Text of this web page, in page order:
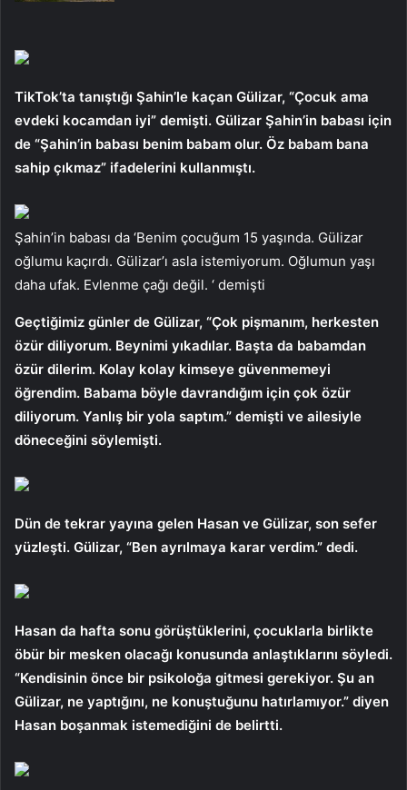
TikTok’ta tanıştığı Şahin’le kaçan Gülizar, “Çocuk ama
evdeki kocamdan iyi” demişti. Gülizar Şahin’in babası için
de “Şahin’in babası benim babam olur. Öz babam bana
sahip çıkmaz” ifadelerini kullanmıştı.
Şahin’in babası da ‘Benim çocuğum 15 yaşında. Gülizar
oğlumu kaçırdı. Gülizar’ı asla istemiyorum. Oğlumun yaşı
daha ufak. Evlenme çağı değil. ‘ demişti
Geçtiğimiz günler de Gülizar, “Çok pişmanım, herkesten
özür diliyorum. Beynimi yıkadılar. Başta da babamdan
özür dilerim. Kolay kolay kimseye güvenmemeyi
öğrendim. Babama böyle davrandığım için çok özür
diliyorum. Yanlış bir yola saptım.” demişti ve ailesiyle
döneceğini söylemişti.
Dün de tekrar yayına gelen Hasan ve Gülizar, son sefer
yüzleşti. Gülizar, “Ben ayrılmaya karar verdim.” dedi.
Hasan da hafta sonu görüştüklerini, çocuklarla birlikte
öbür bir mesken olacağı konusunda anlaştıklarını söyledi.
“Kendisinin önce bir psikoloğa gitmesi gerekiyor. Şu an
Gülizar, ne yaptığını, ne konuştuğunu hatırlamıyor.” diyen
Hasan boşanmak istemediğini de belirtti.